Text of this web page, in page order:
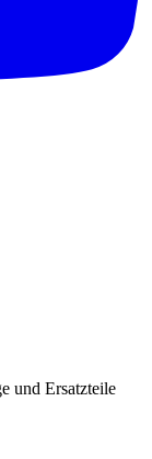
und Ersatzteile